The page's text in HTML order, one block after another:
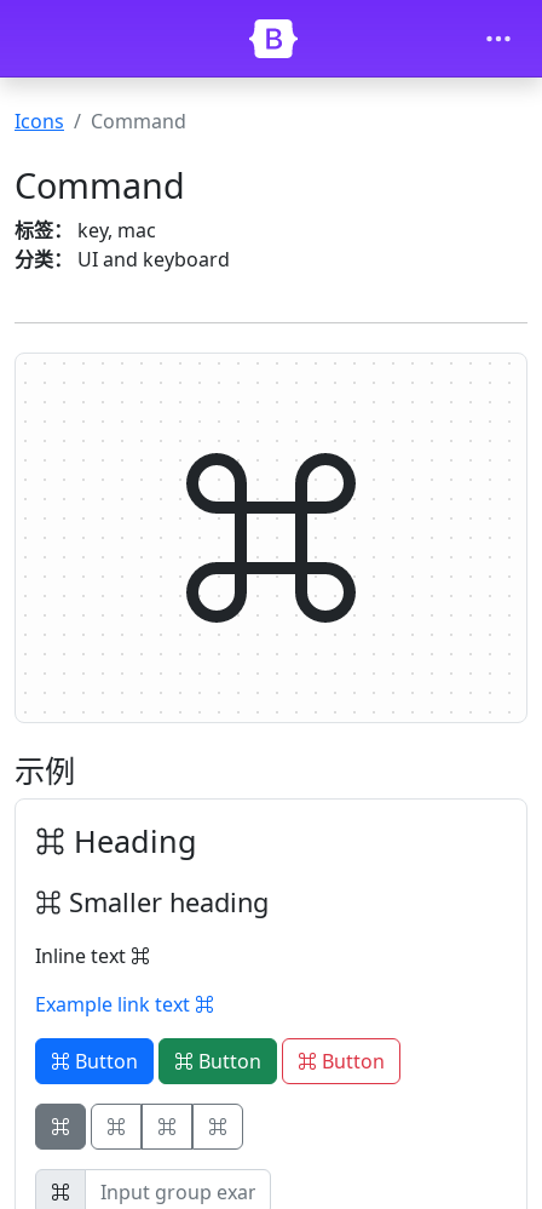
Icons Command
Command
标签：
key, mac
分类：
UI and keyboard
示例
Heading
Smaller heading
Inline text
Example link text
Button Button Button
ButtonButtonButton